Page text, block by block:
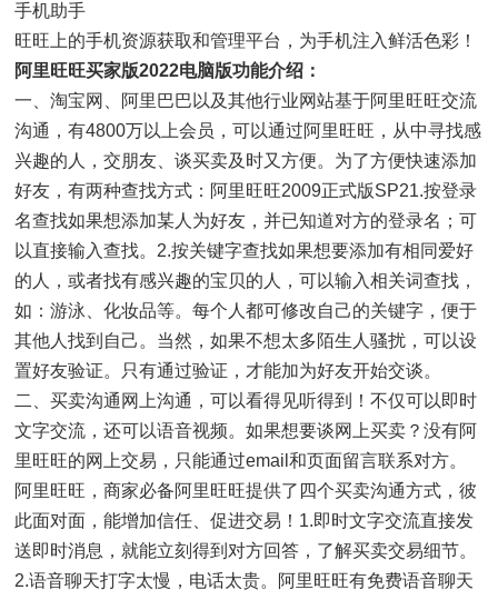
手机助手
旺旺上的手机资源获取和管理平台，为手机注入鲜活色彩！
阿里旺旺买家版2022电脑版功能介绍：
一、淘宝网、阿里巴巴以及其他行业网站基于阿里旺旺交流
沟通，有4800万以上会员，可以通过阿里旺旺，从中寻找感
兴趣的人，交朋友、谈买卖及时又方便。为了方便快速添加
好友，有两种查找方式：阿里旺旺2009正式版SP21.按登录
名查找如果想添加某人为好友，并已知道对方的登录名；可
以直接输入查找。2.按关键字查找如果想要添加有相同爱好
的人，或者找有感兴趣的宝贝的人，可以输入相关词查找，
如：游泳、化妆品等。每个人都可修改自己的关键字，便于
其他人找到自己。当然，如果不想太多陌生人骚扰，可以设
置好友验证。只有通过验证，才能加为好友开始交谈。
二、买卖沟通网上沟通，可以看得见听得到！不仅可以即时
文字交流，还可以语音视频。如果想要谈网上买卖？没有阿
里旺旺的网上交易，只能通过email和页面留言联系对方。
阿里旺旺，商家必备阿里旺旺提供了四个买卖沟通方式，彼
此面对面，能增加信任、促进交易！1.即时文字交流直接发
送即时消息，就能立刻得到对方回答，了解买卖交易细节。
2.语音聊天打字太慢，电话太贵。阿里旺旺有免费语音聊天